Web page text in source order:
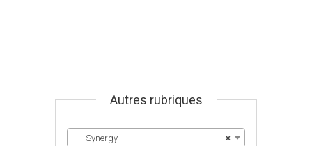
Autres rubriques
×
Synergy